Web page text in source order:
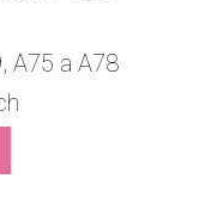
A75 a A78